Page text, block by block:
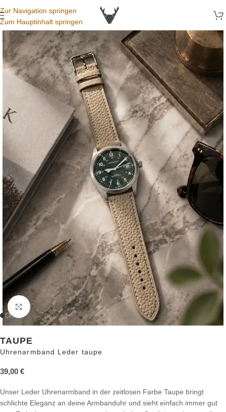
Zur Navigation springen
Zum Hauptinhalt springen
Zum Vergrößern anklicken
TAUPE
Uhrenarmband Leder taupe
39,00 €
Unser Leder Uhrenarmband in der zeitlosen Farbe Taupe bringt
schlichte Eleganz an deine Armbanduhr und sieht einfach immer gut